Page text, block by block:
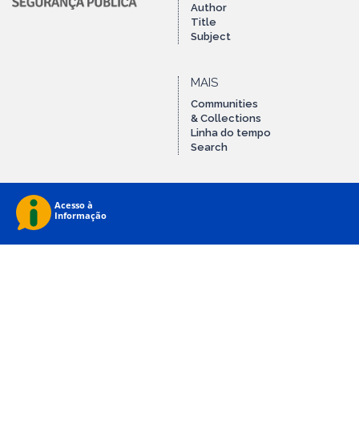
Author
Title
Subject
MAIS
Communities
& Collections
Linha do tempo
Search